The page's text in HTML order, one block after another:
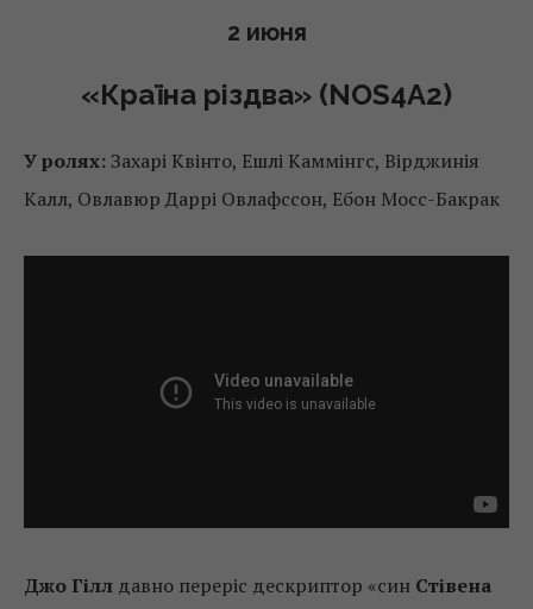
2 июня
«Країна різдва» (NOS4A2)
У ролях:Захарі Квінто, Ешлі Каммінгс, Вірджинія
Калл, Овлавюр Даррі Овлафссон, Ебон Мосс-Бакрак
Джо Гілл давно переріс дескриптор «син Стівена